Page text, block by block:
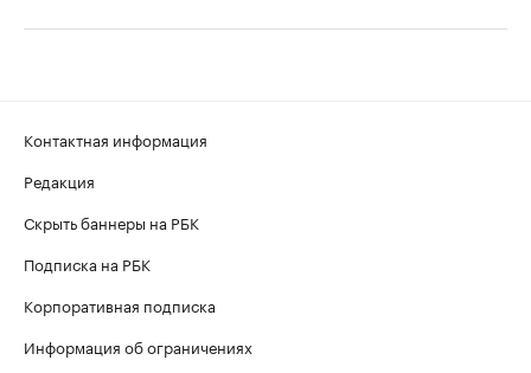
Контактная информация
Редакция
Скрыть баннеры на РБК
Подписка на РБК
Корпоративная подписка
Информация об ограничениях